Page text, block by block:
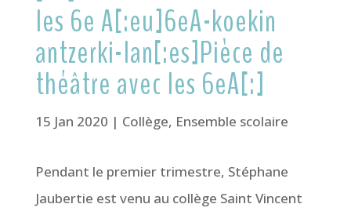
les 6e A[:eu]6eA-koekin
antzerki-lan[:es]Pièce de
théâtre avec les 6eA[:]
15 Jan 2020 | Collège, Ensemble scolaire
Pendant le premier trimestre, Stéphane
Jaubertie est venu au collège Saint Vincent